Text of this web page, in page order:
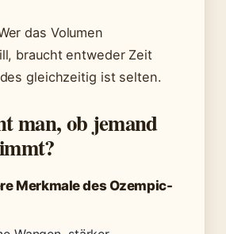
das Volumen
braucht entweder Zeit
gleichzeitig ist selten.
man, ob jemand
Merkmale des Ozempic-